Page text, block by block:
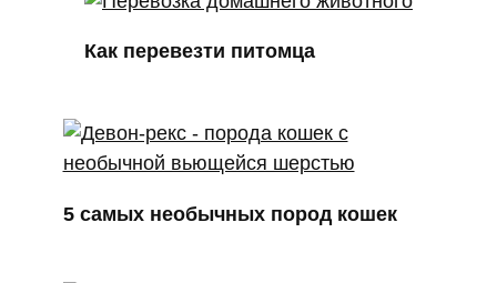
Как перевезти питомца
5 самых необычных пород кошек